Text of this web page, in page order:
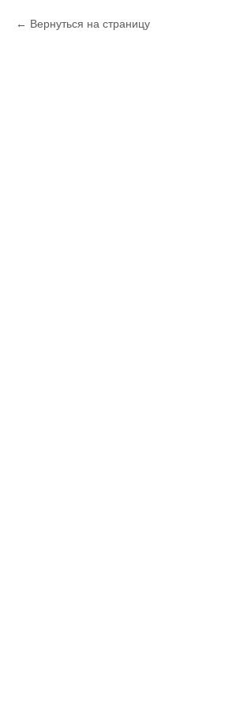
Вернуться на страницу